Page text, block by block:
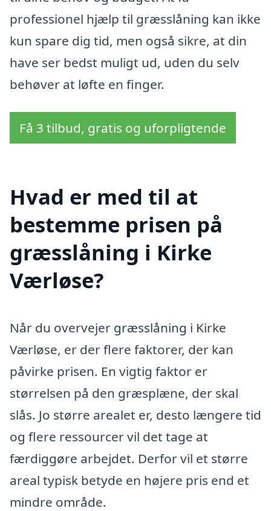
professionel hjælp til græsslåning kan ikke
kun spare dig tid, men også sikre, at din
have ser bedst muligt ud, uden du selv
behøver at løfte en finger.
Få 3 tilbud, gratis og uforpligtende
Hvad er med til at
bestemme prisen på
græsslåning i Kirke
Værløse?
Når du overvejer græsslåning i Kirke
Værløse, er der flere faktorer, der kan
påvirke prisen. En vigtig faktor er
størrelsen på den græsplæne, der skal
slås. Jo større arealet er, desto længere tid
og flere ressourcer vil det tage at
færdiggøre arbejdet. Derfor vil et større
areal typisk betyde en højere pris end et
mindre område.